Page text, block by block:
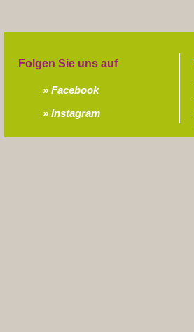
Folgen Sie uns auf
Facebook
Instagram